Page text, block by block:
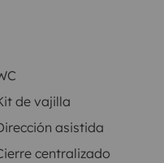
DESDE LAS
de vajilla
asistida
centralizado